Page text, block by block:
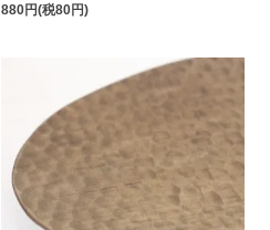
880円(税80円)